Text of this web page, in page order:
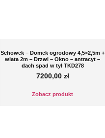
Schowek – Domek ogrodowy 4,5×2,5m +
wiata 2m – Drzwi – Okno – antracyt –
dach spad w tył TKD278
7200,00 zł
Zobacz produkt